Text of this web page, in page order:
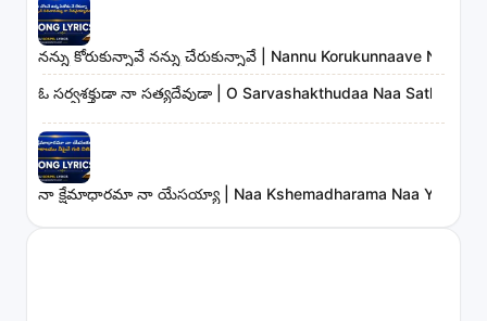
నన్ను కోరుకున్నావే నన్ను చేరుకున్నావే | Nannu Korukunnaave Nannu
ఓ సర్వశక్తుడా నా సత్యదేవుడా | O Sarvashakthudaa Naa
నా క్షేమాధారమా నా యేసయ్యా | Naa Kshemadharama Naa Yesayya